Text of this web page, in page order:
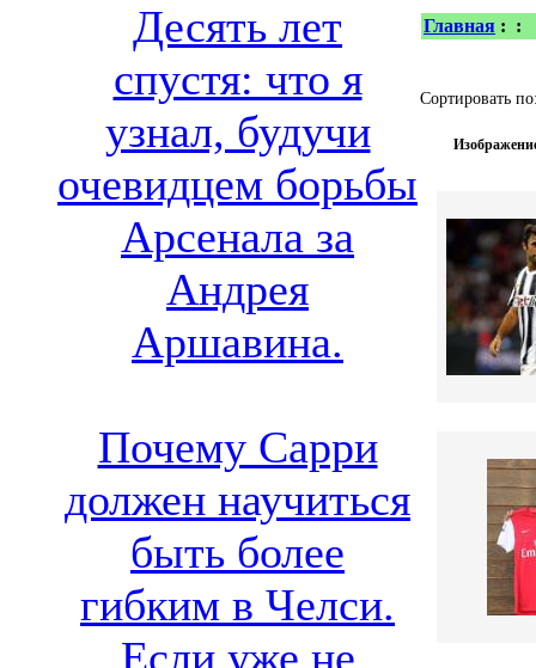
Десять лет
спустя: что я
узнал, будучи
очевидцем борьбы
Арсенала за
Андрея
Аршавина.
Почему Сарри
должен научиться
быть более
гибким в Челси.
Если уже не
Главная : :
Сортировать